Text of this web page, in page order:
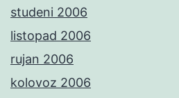
studeni 2006
listopad 2006
rujan 2006
kolovoz 2006